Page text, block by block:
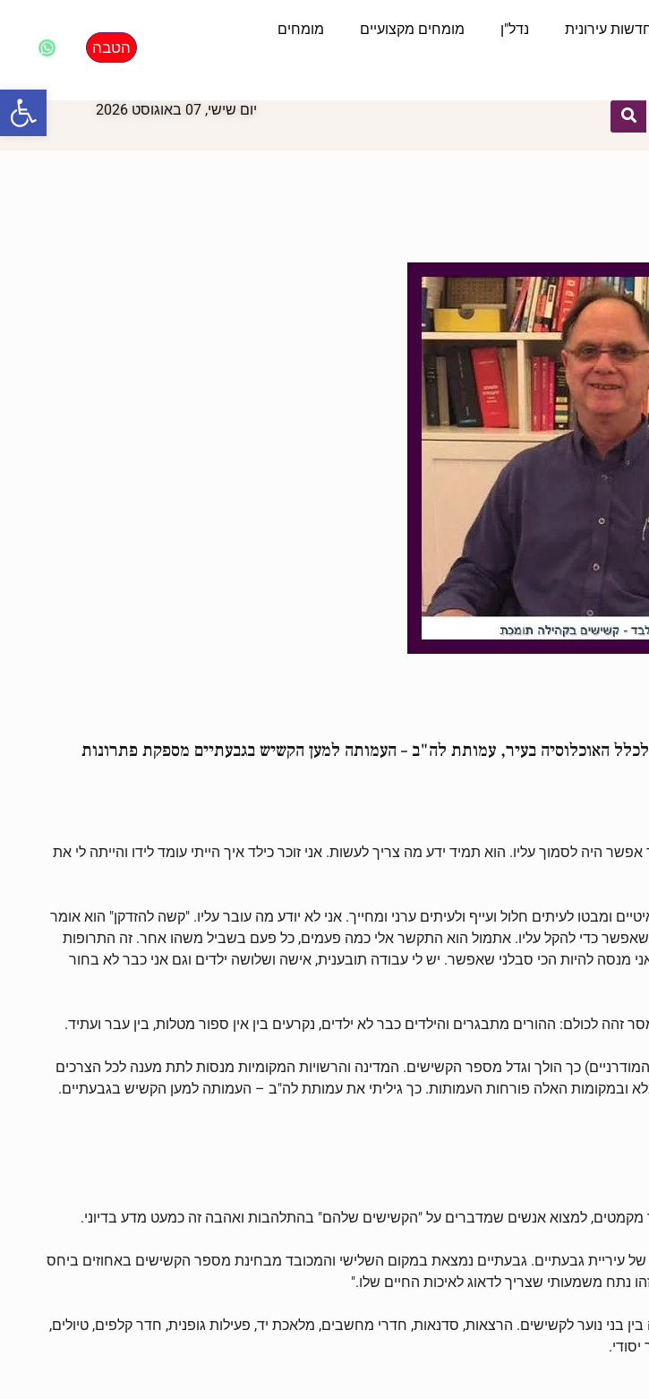
עירונית נדל"ן מומחים מקצועיים מומחים
הטבה
יום שישי, 07 באוגוסט 2026
האוכלוסיה בעיר, עמותת לה"ב – העמותה למען הקשיש בגבעתיים מספקת פתרונות
היה לסמוך עליו. הוא תמיד ידע מה צריך לעשות. אני זוכר כילד איך הייתי עומד לידו והייתה לי את
ומבטו לעיתים חלול ועייף ולעיתים ערני ומחייך. אני לא יודע מה עובר עליו. "קשה להזדקן" הוא אומר
כדי להקל עליו. אתמול הוא התקשר אלי כמה פעמים, כל פעם בשביל משהו אחר. זה התרופות
להיות הכי סבלני שאפשר. יש לי עבודה תובענית, אישה ושלושה ילדים וגם אני כבר לא בחור
לכולם: ההורים מתבגרים והילדים כבר לא ילדים, נקרעים בין אין ספור מטלות, בין עבר ועתיד.
כך הולך וגדל מספר הקשישים. המדינה והרשויות המקומיות מנסות לתת מענה לכל הצרכים
ובמקומות האלה פורחות העמותות. כך גיליתי את עמותת לה"ב – העמותה למען הקשיש בגבעתיים.
עיריית גבעתיים. גבעתיים נמצאת במקום השלישי והמכובד מבחינת מספר הקשישים באחוזים ביחס
נתח משמעותי שצריך לדאוג לאיכות החיים שלו."
בני נוער לקשישים. הרצאות, סדנאות, חדרי מחשבים, מלאכת יד, פעילות גופנית, חדר קלפים, טיולים,
פתח